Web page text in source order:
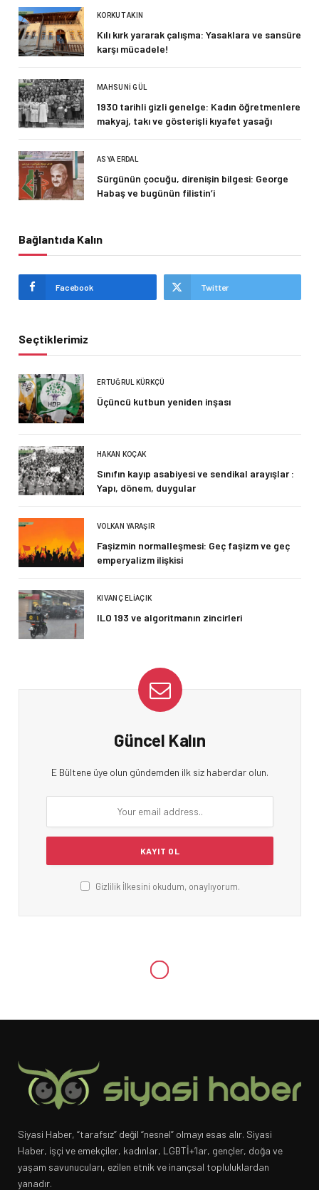
KORKUT AKIN
Kılı kırk yararak çalışma: Yasaklara ve sansüre
karşı mücadele!
MAHSUNI GÜL
1930 tarihli gizli genelge: Kadın öğretmenlere
makyaj, takı ve gösterişli kıyafet yasağı
ASYA ERDAL
Sürgünün çocuğu, direnişin bilgesi: George
Habaş ve bugünün filistin’i
Bağlantıda Kalın
Facebook Twitter
Seçtiklerimiz
ERTUĞRUL KÜRKÇÜ
Üçüncü kutbun yeniden inşası
HAKAN KOÇAK
Sınıfın kayıp asabiyesi ve sendikal arayışlar :
Yapı, dönem, duygular
VOLKAN YARAŞIR
Faşizmin normalleşmesi: Geç faşizm ve geç
emperyalizm ilişkisi
KIVANÇ ELIAÇIK
ILO 193 ve algoritmanın zincirleri
Güncel Kalın
E Bültene üye olun gündemden ilk siz haberdar olun.
Gizlilik İlkesini okudum, onaylıyorum.
kırıldı, enstrümanlara el
BEKSAV'a baskın düzenleyen polisler, kapıları kırarak
Grup Vardiya'nın enstrümanlarına el koydu.